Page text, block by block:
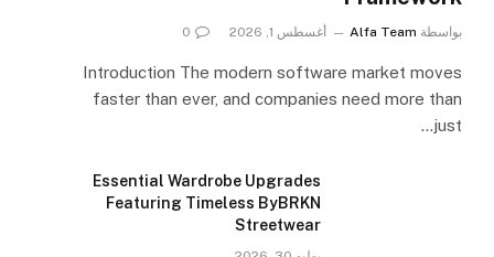
بواسطة Alfa Team أغسطس 1, 2026 0
Introduction The modern software market moves
faster than ever, and companies need more than
just…
Essential Wardrobe Upgrades
Featuring Timeless ByBRKN
Streetwear